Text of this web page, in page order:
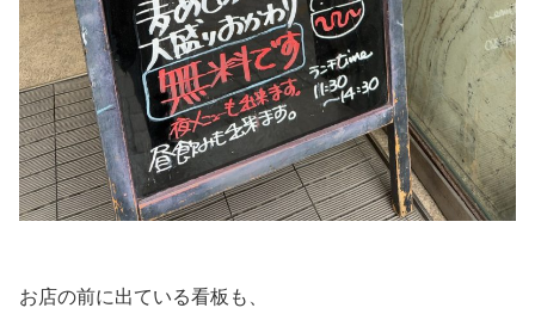
お店の前に出ている看板も、